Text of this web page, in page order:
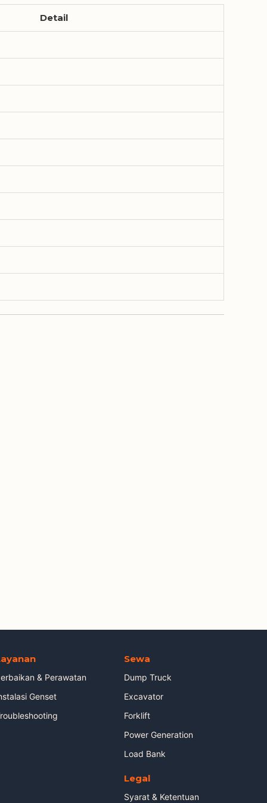
Detail
& Perawatan
Genset
Sewa
Dump Truck
Excavator
Forklift
Power Generation
Load Bank
Legal
Syarat & Ketentuan